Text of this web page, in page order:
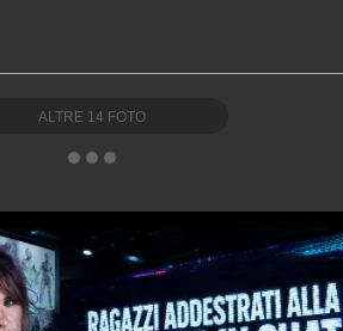
ALTRE 14 FOTO